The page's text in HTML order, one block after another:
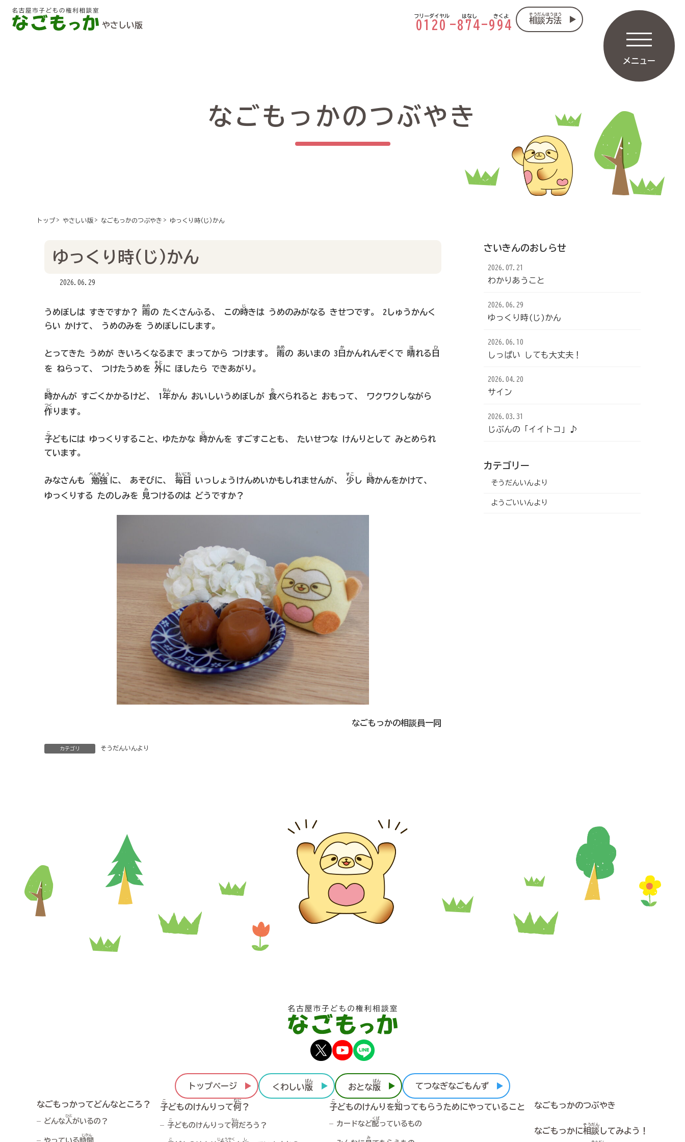
やさしい版 0120
フリーダイヤル
-874
はなし
-994
きくよ
相談方法
そうだんほうほう
メニュー
なごもっかのつぶやき
トップ やさしい版 なごもっかのつぶやき ゆっくり時(じ)かん
ゆっくり時(じ)かん
2026.06.29
うめぼしは すきですか？ 雨
あめ
の たくさんふる、 この時
じ
きは うめのみがなる きせつです。 2しゅうかんく
らい かけて、 うめのみを うめぼしにします。
とってきた うめが きいろくなるまで まってから つけます。 雨
あめ
の あいまの 3 日
か
かんれんぞくで 晴
は
れる 日
ひ
を ねらって、 つけたうめを 外
そと
に ほしたら できあがり。
時
じ
かんが すごくかかるけど、 1 年
ねん
かん おいしいうめぼしが 食
た
べられると おもって、 ワクワクしながら
作
つく
ります。
子
こ
どもには ゆっくりすること、ゆたかな 時
じ
かんを すごすことも、 たいせつな けんりとして みとめられ
ています。
みなさんも 勉強
べんきょう
に、 あそびに、 毎日
まいにち
いっしょうけんめいかもしれませんが、 少
すこ
し 時
じ
かんをかけて、
ゆっくりする たのしみを
見
み
つけるのは どうですか？
なごもっかの相談員一同
カテゴリ そうだんいんより
さいきんのおしらせ
2026.07.21
わかりあうこと
2026.06.29
ゆっくり時(じ)かん
2026.06.10
しっぱい しても大丈夫！
2026.04.20
サイン
2026.03.31
じぶんの「イイトコ」♪
カテゴリー
そうだんいんより
ようごいいんより
トップページ くわしい版
ばん
おとな版
ばん
てつなぎなごもんず
なごもっかってどんなところ？
どんな 人
ひと
がいるの？
じかん
子
こ
どものけんりって何
なに
？
子
こ
どものけんりって何
なん
だろう？
こ じょうやく し
子
こ
どものけんりを知
し
ってもらうためにやっていること
カードなど配
くば
っているもの
み
なごもっかのつぶやき
なごもっかに相談
そうだん
してみよう！